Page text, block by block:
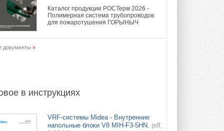
Каталог продукции РОСТерм 2026 -
Полимерная система трубопроводов
для пожаротушения ГОРЫНЫЧ
документы »
в инструкциях
VRF-системы Midea - Внутренние
напольные блоки V8 MIH-F3-5HN. pdf,